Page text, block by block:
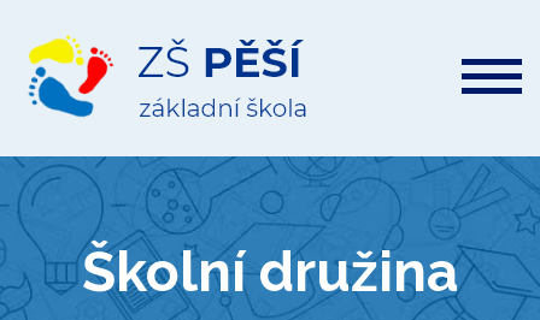
ZŠ
Pěší
Školní družina